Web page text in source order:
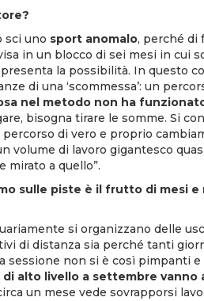
sci uno sport anomalo, perché di
in un blocco di sei mesi in cui
la possibilità. In questo
di una ‘scommessa’: un
nel metodo non ha
bisogna tirare le somme. Si
di vero e proprio
volume di lavoro gigantesco
mirato a quello”.
sulle piste è il frutto di mesi e
si organizzano delle
di distanza sia perché tanti
sessione non si è così pimpanti
alto livello a settembre vanno
un mese vede sovrapporsi